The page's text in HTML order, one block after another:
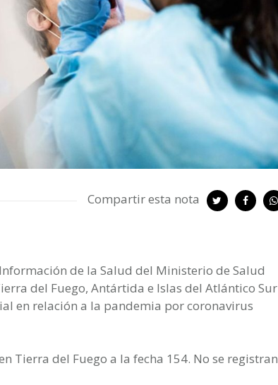
Compartir esta nota
de la Salud del Ministerio de Salud
del Fuego, Antártida e Islas del Atlántico Sur
en relación a la pandemia por coronavirus
Tierra del Fuego a la fecha 154. No se registran